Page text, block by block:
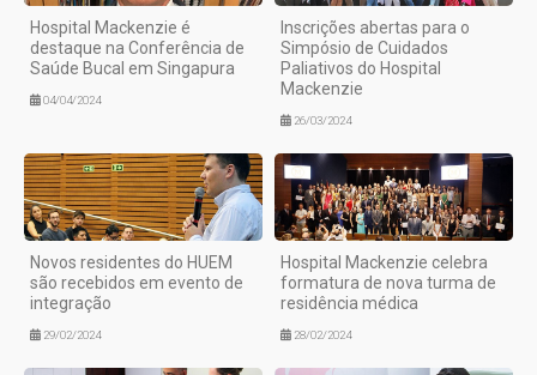
Hospital Mackenzie é
destaque na Conferência de
Saúde Bucal em Singapura
04/04/2024
Inscrições abertas para o
Simpósio de Cuidados
Paliativos do Hospital
Mackenzie
26/03/2024
Novos residentes do HUEM
são recebidos em evento de
integração
29/02/2024
Hospital Mackenzie celebra
formatura de nova turma de
residência médica
28/02/2024